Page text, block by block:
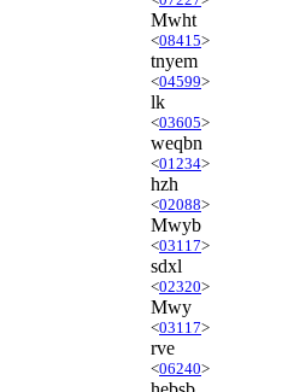
Mwht
<08415>
tnyem
<04599>
lk
<03605>
weqbn
<01234>
hzh
<02088>
Mwyb
<03117>
sdxl
<02320>
Mwy
<03117>
rve
<06240>